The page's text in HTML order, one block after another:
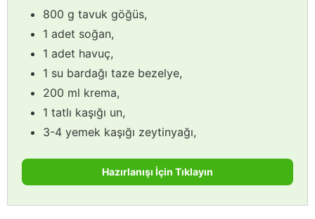
800 g tavuk göğüs,
1 adet soğan,
1 adet havuç,
1 su bardağı taze bezelye,
200 ml krema,
1 tatlı kaşığı un,
3-4 yemek kaşığı zeytinyağı,
Hazırlanışı İçin Tıklayın